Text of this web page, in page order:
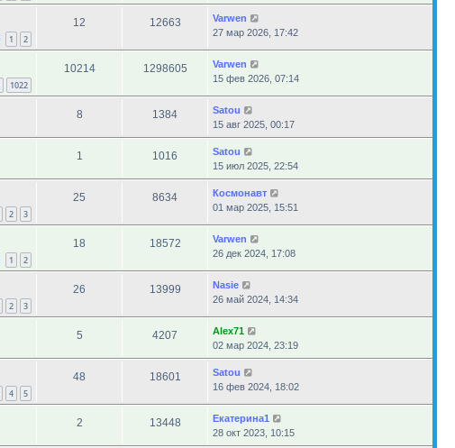
1 2
12 12663
Varwen
27 мар 2026, 17:42
1022
10214 1298605
Varwen
15 фев 2026, 07:14
8 1384
Satou
15 авг 2025, 00:17
1 1016
Satou
15 июл 2025, 22:54
2 3
25 8634
Космонавт
01 мар 2025, 15:51
1 2
18 18572
Varwen
26 дек 2024, 17:08
2 3
26 13999
Nasie
26 май 2024, 14:34
5 4207
Alex71
02 мар 2024, 23:19
4 5
48 18601
Satou
16 фев 2024, 18:02
2 13448
Екатерина1
28 окт 2023, 10:15